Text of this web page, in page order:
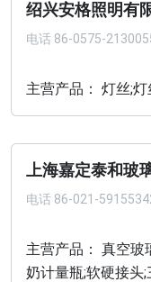
绍兴安格照明有
电话 86-0575-
主营产品： 灯丝;灯
上海嘉定泰和玻
电话 86-021-
主营产品： 真空玻
奶计量瓶;软硬接头